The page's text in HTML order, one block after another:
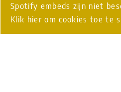
Spotify embeds zijn niet
Klik hier om cookies toe te